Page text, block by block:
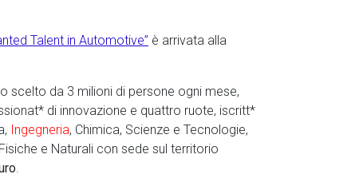
Talent in Automotive” è arrivata alla
scelto da 3 milioni di persone ogni mese,
di innovazione e quattro ruote, iscritt*
Ingegneria, Chimica, Scienze e Tecnologie,
e Naturali con sede sul territorio
.